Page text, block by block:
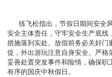
练飞松指出，节假日期间安全
安全主体责任，守牢安全生产底
措施落到实处。放假前务必关好
促，外出游玩注意自身安全。严
妥善处置突发事件和险情，确保
有序的国庆中秋假日。